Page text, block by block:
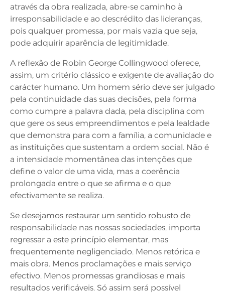
através da obra realizada, abre-se caminho à
irresponsabilidade e ao descrédito das lideranças,
pois qualquer promessa, por mais vazia que seja,
pode adquirir aparência de legitimidade.
A reflexão de Robin George Collingwood oferece,
assim, um critério clássico e exigente de avaliação do
carácter humano. Um homem sério deve ser julgado
pela continuidade das suas decisões, pela forma
como cumpre a palavra dada, pela disciplina com
que gere os seus empreendimentos e pela lealdade
que demonstra para com a família, a comunidade e
as instituições que sustentam a ordem social. Não é
a intensidade momentânea das intenções que
define o valor de uma vida, mas a coerência
prolongada entre o que se afirma e o que
efectivamente se realiza.
Se desejamos restaurar um sentido robusto de
responsabilidade nas nossas sociedades, importa
regressar a este princípio elementar, mas
frequentemente negligenciado. Menos retórica e
mais obra. Menos proclamações e mais serviço
efectivo. Menos promessas grandiosas e mais
resultados verificáveis. Só assim será possível